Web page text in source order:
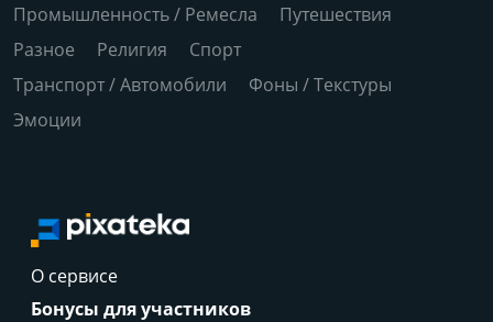
Промышленность / Ремесла
Путешествия
Разное
Религия
Спорт
Транспорт / Автомобили
Фоны / Текстуры
Эмоции
О сервисе
Бонусы для участников